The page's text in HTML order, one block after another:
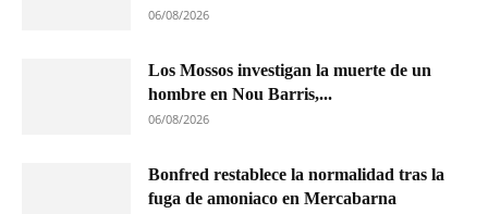
06/08/2026
Los Mossos investigan la muerte de un
hombre en Nou Barris,...
06/08/2026
Bonfred restablece la normalidad tras la
fuga de amoniaco en Mercabarna